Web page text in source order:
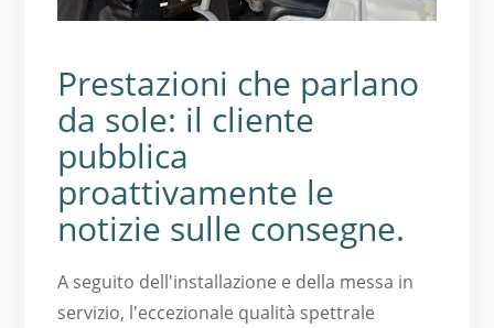
Prestazioni che parlano
da sole: il cliente
pubblica
proattivamente le
notizie sulle consegne.
A seguito dell'installazione e della messa in
servizio, l'eccezionale qualità spettrale